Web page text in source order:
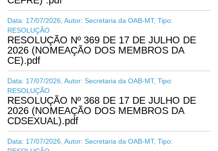
Data: 17/07/2026, Autor: Secretaria da OAB-MT, Tipo:
RESOLUÇÃO
RESOLUÇÃO Nº 369 DE 17 DE JULHO DE
2026 (NOMEAÇÃO DOS MEMBROS DA
CE).pdf
Data: 17/07/2026, Autor: Secretaria da OAB-MT, Tipo:
RESOLUÇÃO
RESOLUÇÃO Nº 368 DE 17 DE JULHO DE
2026 (NOMEAÇÃO DOS MEMBROS DA
CDSEXUAL).pdf
Data: 17/07/2026, Autor: Secretaria da OAB-MT, Tipo: